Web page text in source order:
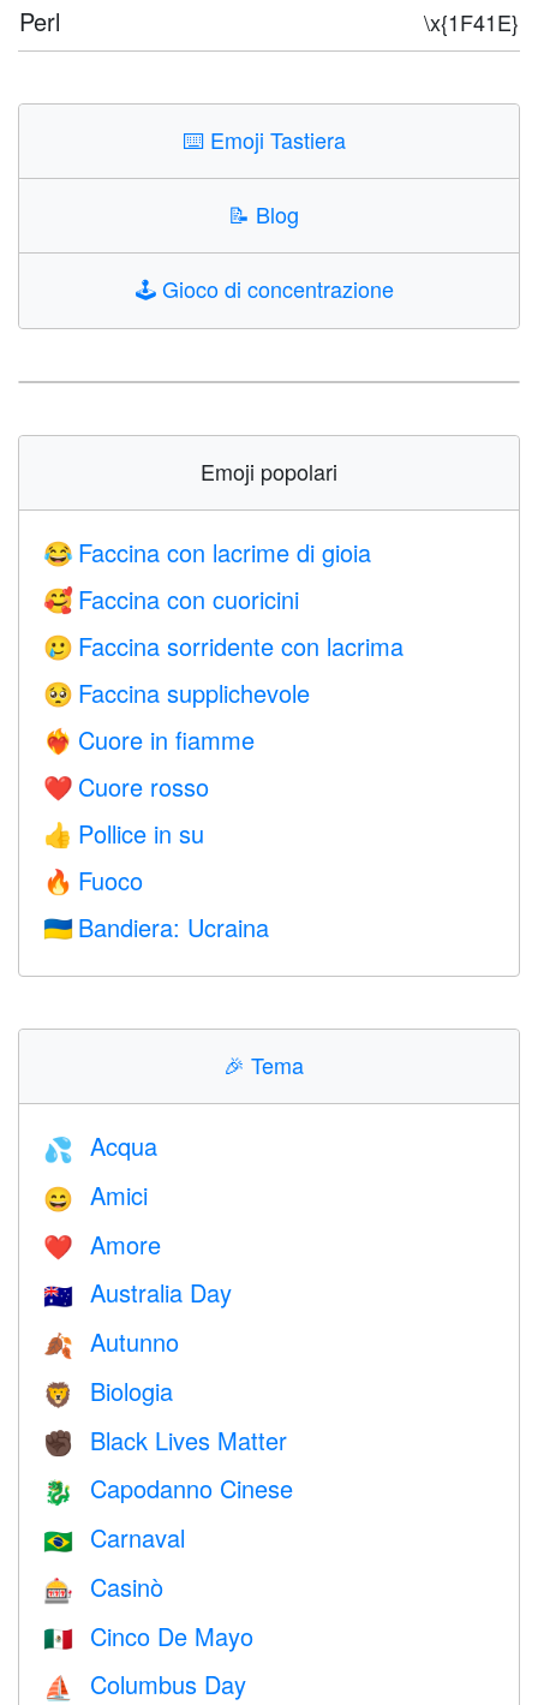
Perl \x{1F41E}
⌨️ Emoji Tastiera
📝 Blog
🕹️Gioco di concentrazione
Emoji popolari
😂 Faccina con lacrime di gioia
🥰 Faccina con cuoricini
🥲 Faccina sorridente con lacrima
🥺 Faccina supplichevole
❤️‍🔥 Cuore in fiamme
❤️ Cuore rosso
👍 Pollice in su
🔥 Fuoco
🇺🇦 Bandiera: Ucraina
🎉 Tema
💦 Acqua
😄 Amici
❤️️ Amore
🇦🇺 Australia Day
🍂 Autunno
🦁 Biologia
✊🏿 Black Lives Matter
🐉 Capodanno Cinese
🇧🇷 Carnaval
🎰 Casinò
🇲🇽 Cinco De Mayo
⛵️ Columbus Day